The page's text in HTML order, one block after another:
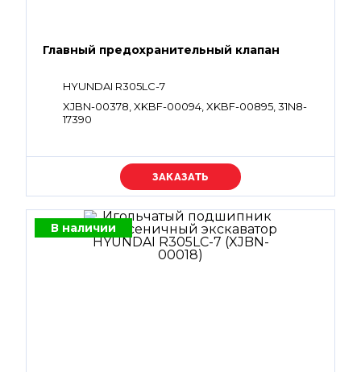
Главный предохранительный клапан
HYUNDAI R305LC-7
XJBN-00378, XKBF-00094, XKBF-00895, 31N8-
17390
Уточняйте цену
В наличии